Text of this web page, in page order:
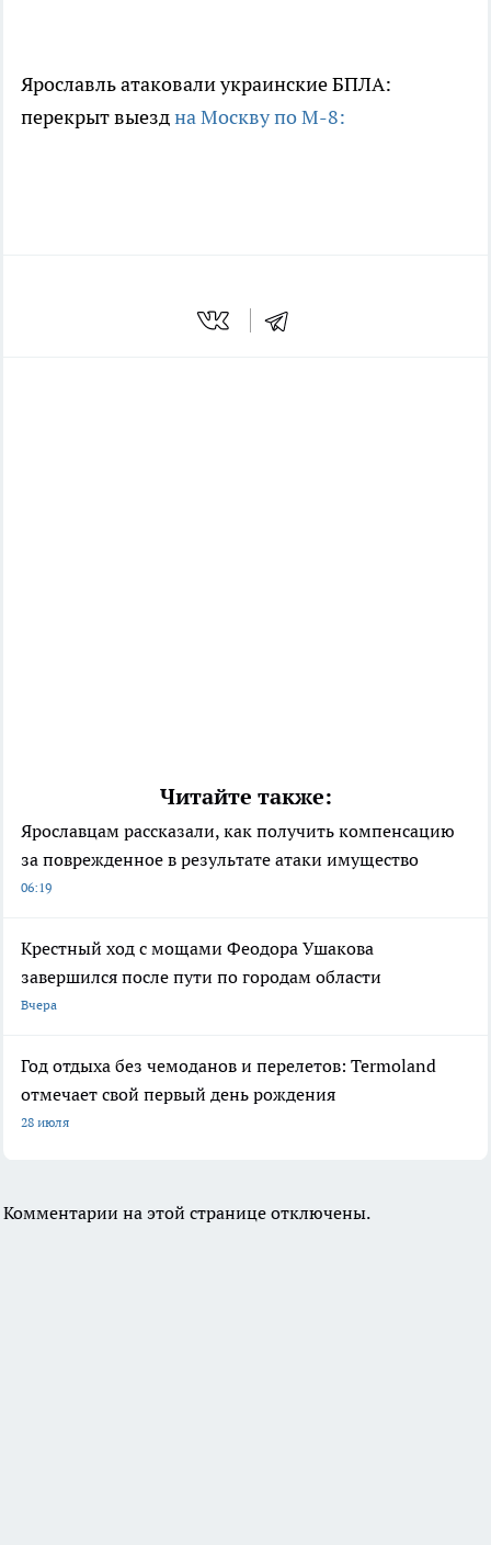
Ярославль атаковали украинские БПЛА:
перекрыт выездна Москву по М-8:
Читайте также:
Ярославцам рассказали, как получить компенсацию
за поврежденное в результате атаки имущество
06:19
Крестный ход с мощами Феодора Ушакова
завершился после пути по городам области
Вчера
Год отдыха без чемоданов и перелетов: Termoland
отмечает свой первый день рождения
28 июля
Комментарии на этой странице отключены.